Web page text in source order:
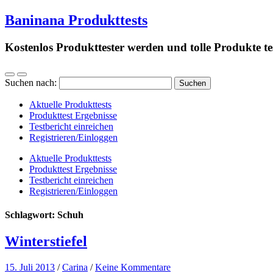
Baninana Produkttests
Kostenlos Produkttester werden und tolle Produkte
Suchen nach:
Aktuelle Produkttests
Produkttest Ergebnisse
Testbericht einreichen
Registrieren/Einloggen
Aktuelle Produkttests
Produkttest Ergebnisse
Testbericht einreichen
Registrieren/Einloggen
Schlagwort: Schuh
Winterstiefel
15. Juli 2013 /Carina /Keine Kommentare